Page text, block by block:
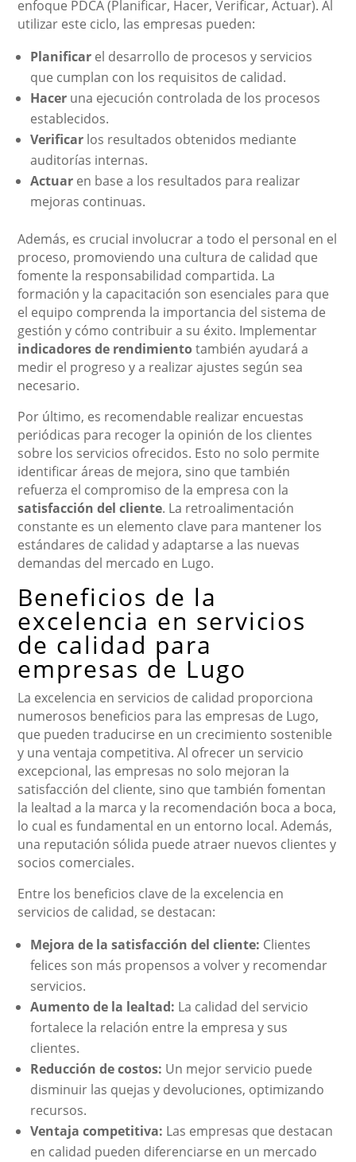
enfoque PDCA (Planificar, Hacer, Verificar, Actuar). Al
utilizar este ciclo, las empresas pueden:
Planificar el desarrollo de procesos y servicios
que cumplan con los requisitos de calidad.
Hacer una ejecución controlada de los procesos
establecidos.
Verificar los resultados obtenidos mediante
auditorías internas.
Actuar en base a los resultados para realizar
mejoras continuas.
Además, es crucial involucrar a todo el personal en el
proceso, promoviendo una cultura de calidad que
fomente la responsabilidad compartida. La
formación y la capacitación son esenciales para que
el equipo comprenda la importancia del sistema de
gestión y cómo contribuir a su éxito. Implementar
indicadores de rendimientotambién ayudará a
medir el progreso y a realizar ajustes según sea
necesario.
Por último, es recomendable realizar encuestas
periódicas para recoger la opinión de los clientes
sobre los servicios ofrecidos. Esto no solo permite
identificar áreas de mejora, sino que también
refuerza el compromiso de la empresa con la
satisfacción del cliente. La retroalimentación
constante es un elemento clave para mantener los
estándares de calidad y adaptarse a las nuevas
demandas del mercado en Lugo.
Beneficios de la
excelencia en servicios
de calidad para
empresas de Lugo
La excelencia en servicios de calidad proporciona
numerosos beneficios para las empresas de Lugo,
que pueden traducirse en un crecimiento sostenible
y una ventaja competitiva. Al ofrecer un servicio
excepcional, las empresas no solo mejoran la
satisfacción del cliente, sino que también fomentan
la lealtad a la marca y la recomendación boca a boca,
lo cual es fundamental en un entorno local. Además,
una reputación sólida puede atraer nuevos clientes y
socios comerciales.
Entre los beneficios clave de la excelencia en
servicios de calidad, se destacan:
Mejora de la satisfacción del cliente: Clientes
felices son más propensos a volver y recomendar
servicios.
Aumento de la lealtad: La calidad del servicio
fortalece la relación entre la empresa y sus
clientes.
Reducción de costos: Un mejor servicio puede
disminuir las quejas y devoluciones, optimizando
recursos.
Ventaja competitiva: Las empresas que destacan
en calidad pueden diferenciarse en un mercado